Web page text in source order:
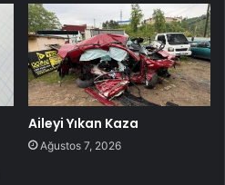
Aileyi Yıkan Kaza
Ağustos 7, 2026